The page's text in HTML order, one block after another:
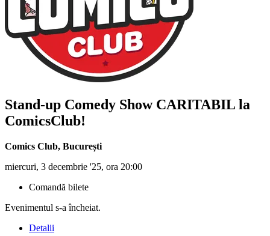
Stand-up Comedy Show CARITABIL la
ComicsClub!
Comics Club, București
miercuri, 3 decembrie '25, ora 20:00
Comandă bilete
Evenimentul s-a încheiat.
Detalii